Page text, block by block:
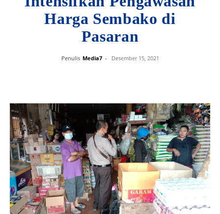
Harga Sembako di
Pasaran
Penulis Media7 - Desember 15, 2021